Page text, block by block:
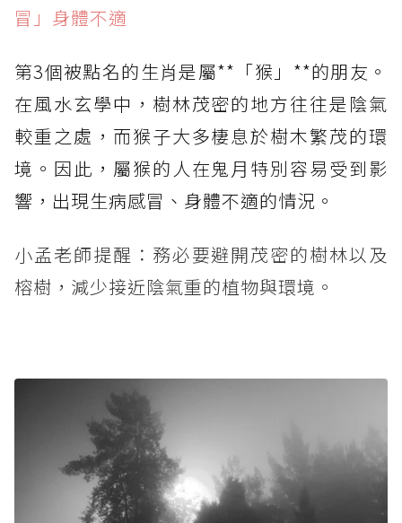
冒」身體不適
第3個被點名的生肖是屬**「猴」**的朋友。
在風水玄學中，樹林茂密的地方往往是陰氣
較重之處，而猴子大多棲息於樹木繁茂的環
境。因此，屬猴的人在鬼月特別容易受到影
響，出現生病感冒、身體不適的情況。
小孟老師提醒：務必要避開茂密的樹林以及
榕樹，減少接近陰氣重的植物與環境。